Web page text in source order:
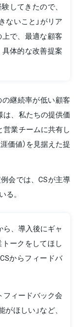
してきたので、
ないこと」がリア
で、最適な顧客
体的な改善提案
継続率が低い顧客
は、私たちの提供価
営業チームに共有し
価値）を見据えた提
会では、CSが主導
る。
ら、導入後にギャ
ークをしてほし
からフィードバ
フィードバック会
ほしい」など、